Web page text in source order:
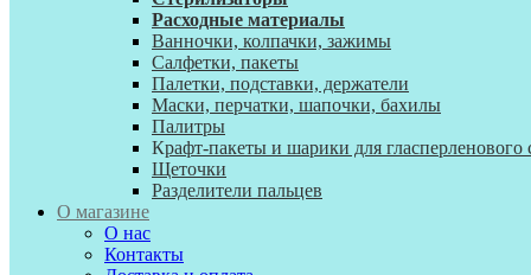
Расходные материалы
Ванночки, колпачки, зажимы
Салфетки, пакеты
Палетки, подставки, держатели
Маски, перчатки, шапочки, бахилы
Палитры
Крафт-пакеты и шарики для гласперленового
Щеточки
Разделители пальцев
О магазине
О нас
Контакты